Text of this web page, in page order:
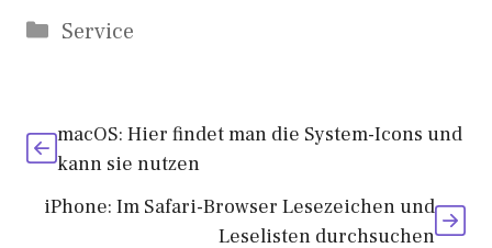
Kategorien
Service
macOS: Hier findet man die System-Icons und
kann sie nutzen
iPhone: Im Safari-Browser Lesezeichen und
Leselisten durchsuchen